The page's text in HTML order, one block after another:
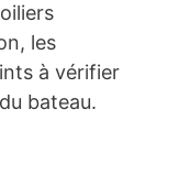
les
à vérifier
bateau.